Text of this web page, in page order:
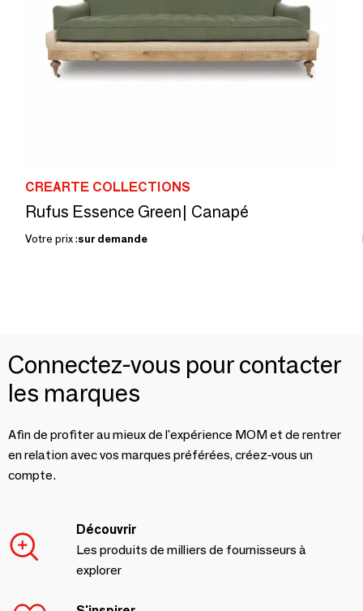
CREARTE COLLECTIONS
Rufus Essence Green| Canapé
Votre prix :sur demande
Connectez-vous pour contacter
les marques
Afin de profiter au mieux de l'expérience MOM et de rentrer
en relation avec vos marques préférées, créez-vous un
compte.
Découvrir
Les produits de milliers de fournisseurs à
explorer